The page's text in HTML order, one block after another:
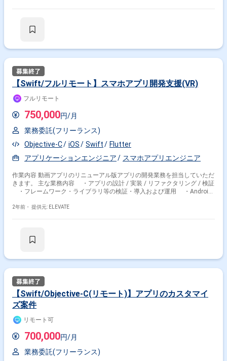
【Swift/フルリモート】スマホアプリ開発支援(VR)
フルリモート
750,000円/月
業務委託(フリーランス)
Objective-C
iOS Swift
Flutter
アプリケーションエンジニア
スマホアプリエンジニア
作業内容 動画アプリのリニューアル版アプリの開発業務を担当していただ
きます。 主な業務内容 ・アプリの設計 / 実装 / リファクタリング / 検証
・フレームワーク・ライブラリ等の検証・導入および運用 ・Android
を使った、アプリ・ユーザ行動の分析
2年前・ 提供元: ELEVATE
【Swift/Objective-C(リモート)】アプリのカスタマイ
ズ案件
リモート可
700,000円/月
業務委託(フリーランス)
その他の職種から探す
サーバーサイドエンジニア
ネイティブアプリエンジニア